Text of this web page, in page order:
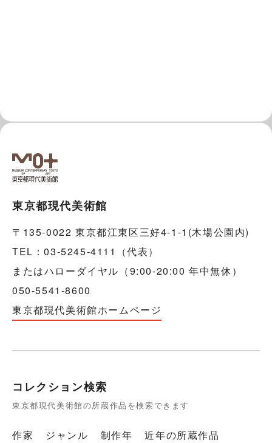
東京都現代美術館
〒135-0022 東京都江東区三好4-1-1(木場公園内)
TEL：03-5245-4111（代表）
またはハローダイヤル（9:00-20:00 年中無休）
050-5541-8600
東京都現代美術館ホームページ
コレクション検索
東京都現代美術館の所蔵作品を検索できます
作家 ジャンル 制作年 近年の所蔵作品